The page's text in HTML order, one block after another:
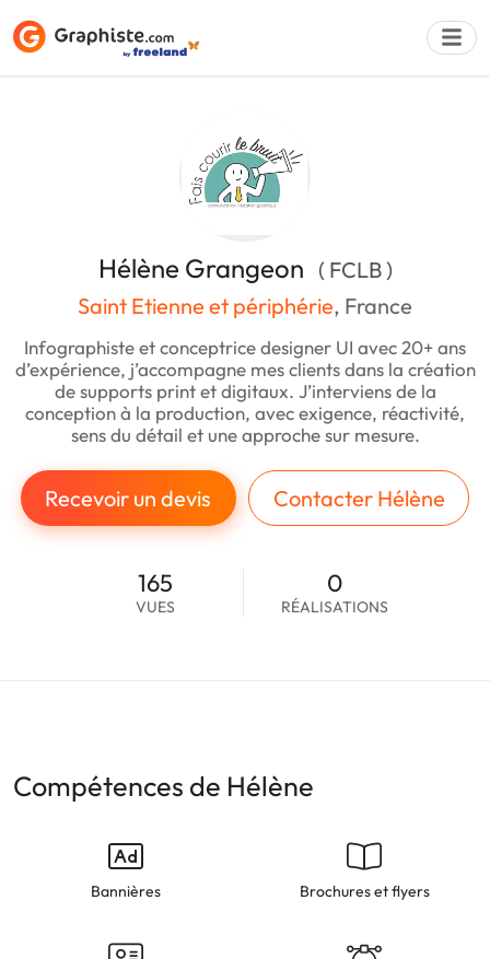
Hélène Grangeon ( FCLB )
Saint Etienne et périphérie, France
Infographiste et conceptrice designer UI avec 20+ ans
d’expérience, j’accompagne mes clients dans la création
de supports print et digitaux. J’interviens de la
conception à la production, avec exigence, réactivité,
sens du détail et une approche sur mesure.
Recevoir un devis Contacter Hélène
165
VUES
0
RÉALISATIONS
Compétences de Hélène
Bannières Brochures et flyers